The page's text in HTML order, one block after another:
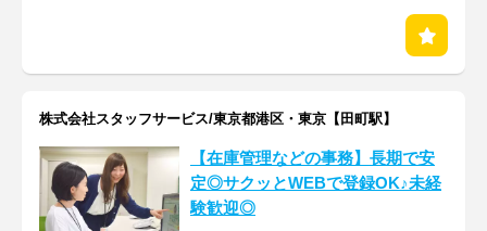
株式会社スタッフサービス/東京都港区・東京【田町駅】
【在庫管理などの事務】長期で安
定◎サクッとWEBで登録OK♪未経
験歓迎◎